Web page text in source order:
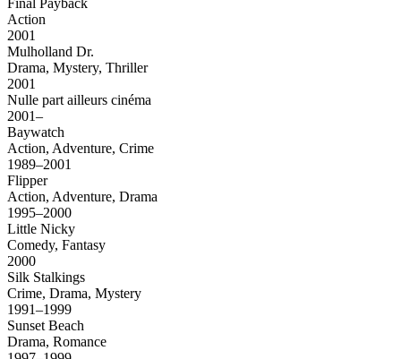
Final Payback
Action
2001
Mulholland Dr.
Drama, Mystery, Thriller
2001
Nulle part ailleurs cinéma
2001–
Baywatch
Action, Adventure, Crime
1989–2001
Flipper
Action, Adventure, Drama
1995–2000
Little Nicky
Comedy, Fantasy
2000
Silk Stalkings
Crime, Drama, Mystery
1991–1999
Sunset Beach
Drama, Romance